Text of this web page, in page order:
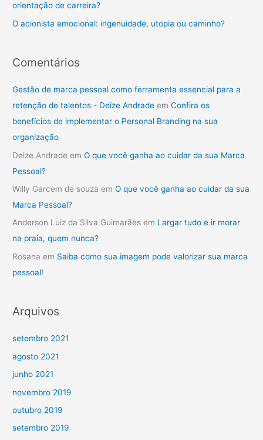
r
:
orientação de carreira?
O acionista emocional: ingenuidade, utopia ou caminho?
Comentários
Gestão de marca pessoal como ferramenta essencial para a
retenção de talentos - Deize Andrade emConfira os
benefícios de implementar o Personal Branding na sua
organização
Deize Andrade emO que você ganha ao cuidar da sua Marca
Pessoal?
Willy Garcem de souza emO que você ganha ao cuidar da sua
Marca Pessoal?
Anderson Luiz da Silva Guimarães em Largar tudo e ir morar
na praia, quem nunca?
Rosana em Saiba como sua imagem pode valorizar sua marca
pessoal!
Arquivos
setembro 2021
agosto 2021
junho 2021
novembro 2019
outubro 2019
setembro 2019